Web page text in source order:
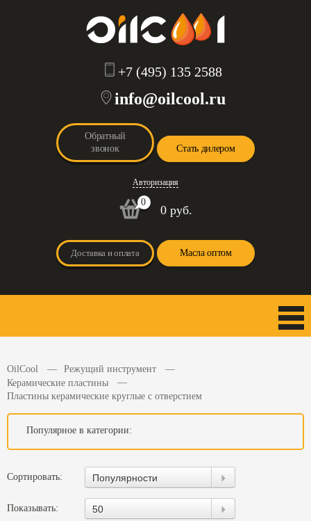
+7 (495) 135 2588
info@oilcool.ru
Обратный
звонок
Стать дилером
Авторизация
0
0 руб.
Доставка и оплата Масла оптом
OilCool
Режущий инструмент
Керамические пластины
Пластины керамические круглые с отверстием
Популярное в категории:
Сортировать: Популярности
Показывать: 50